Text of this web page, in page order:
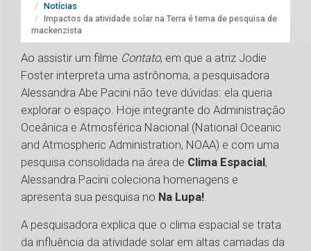
Notícias
Impactos da atividade solar na Terra é tema de pesquisa de
mackenzista
Ao assistir um filme Contato, em que a atriz Jodie
Foster interpreta uma astrônoma, a pesquisadora
Alessandra Abe Pacini não teve dúvidas: ela queria
explorar o espaço. Hoje integrante do Administração
Oceânica e Atmosférica Nacional (National Oceanic
and Atmospheric Administration, NOAA) e com uma
pesquisa consolidada na área de Clima Espacial,
Alessandra Pacini coleciona homenagens e
apresenta sua pesquisa no Na Lupa!.
A pesquisadora explica que o clima espacial se trata
da influência da atividade solar em altas camadas da